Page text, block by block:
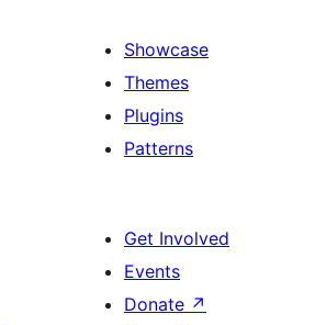
Showcase
Themes
Plugins
Patterns
Get Involved
Events
Donate ↗